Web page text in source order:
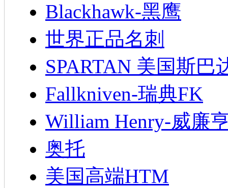
Blackhawk-黑鹰
世界正品名刺
SPARTAN 美国斯巴
Fallkniven-瑞典FK
William Henry-威廉
奥托
美国高端HTM